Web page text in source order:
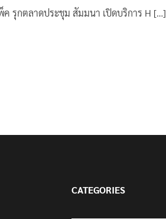
ค รุกตลาดประชุม สัมมนา เปิดบริการ H […]
CATEGORIES